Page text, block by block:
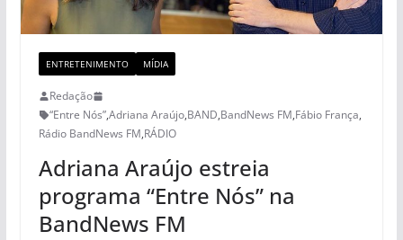
ENTRETENIMENTO MÍDIA
Redação
“Entre Nós”,Adriana Araújo,BAND,BandNews FM,Fábio França,
Rádio BandNews FM,RÁDIO
Adriana Araújo estreia
programa “Entre Nós” na
BandNews FM